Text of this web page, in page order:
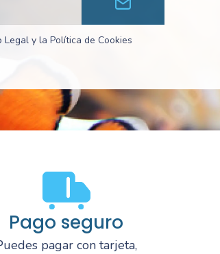
y la Política de Cookies
Pago seguro
pagar con tarjeta,